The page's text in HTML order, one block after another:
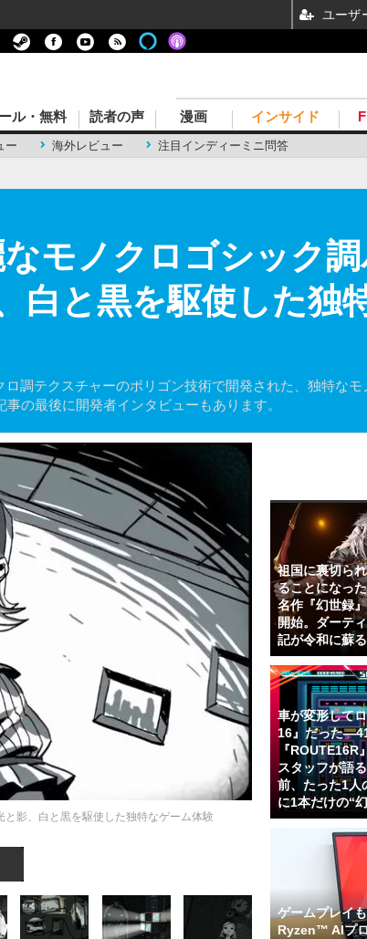
ー 海外レビュー 注目インディーミニ問答
ル・無料 読者の声 漫画 インサイド
モノクロゴシック
白と黒を駆使した独
調テクスチャーのポリゴン技術で開発された、独特な
の最後に開発者インタビューもあります。
影、白と黒を駆使した独特なゲーム体験
祖国に裏切ら
ることになっ
名作『幻世録
開始。ダーテ
記が令和に蘇る
車が変形して
16』だった
『ROUTE16R
スタッフが語
前、たった1人
に1本だけの“
ゲームプレイ
Ryzen™ AIプ
ユーザ